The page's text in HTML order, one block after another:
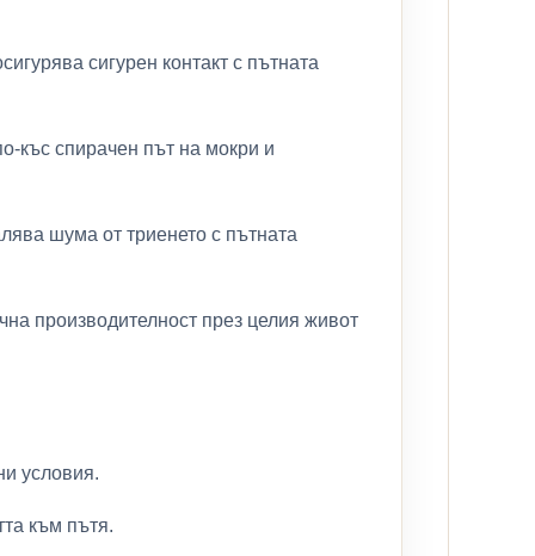
сигурен контакт с пътната
къс спирачен път на мокри и
шума от триенето с пътната
производителност през целия живот
условия.
към пътя.